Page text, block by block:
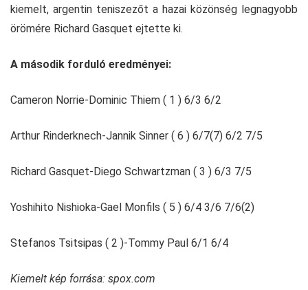
kiemelt, argentin teniszezőt a hazai közönség legnagyobb
örömére Richard Gasquet ejtette ki.
A második forduló eredményei:
Cameron Norrie-Dominic Thiem ( 1 ) 6/3 6/2
Arthur Rinderknech-Jannik Sinner ( 6 ) 6/7(7) 6/2 7/5
Richard Gasquet-Diego Schwartzman ( 3 ) 6/3 7/5
Yoshihito Nishioka-Gael Monfils ( 5 ) 6/4 3/6 7/6(2)
Stefanos Tsitsipas ( 2 )-Tommy Paul 6/1 6/4
Kiemelt kép forrása: spox.com